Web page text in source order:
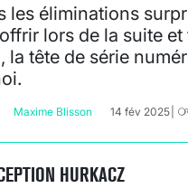
les éliminations
lors de la suite
la tête de série
Maxime Blisson 14 fév 2025
HURKACZ